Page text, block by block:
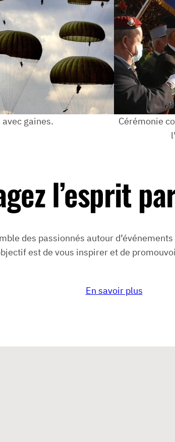
gaines.
Cérémonie
l’esprit
des passionnés autour
est de vous inspirer et de
En savoir plus